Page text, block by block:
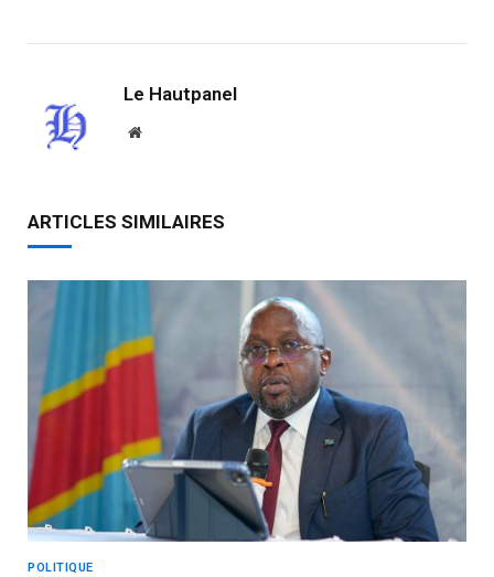
Le Hautpanel
Website
ARTICLES SIMILAIRES
POLITIQUE